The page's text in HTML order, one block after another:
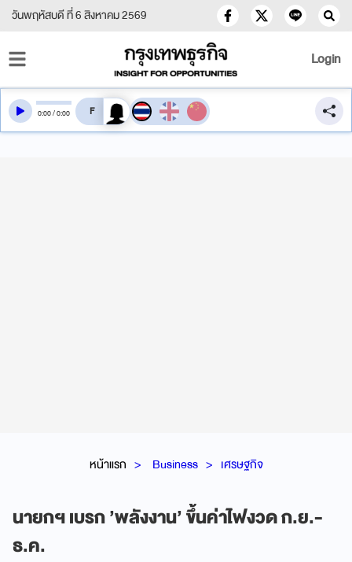
วันพฤหัสบดี ที่ 6 สิงหาคม 2569
Login
หน้าแรก Business เศรษฐกิจ
นายกฯ เบรก ’พลังงาน’ ขึ้นค่าไฟงวด ก.ย.-
ธ.ค.
0:00/0:00 สลับเสียงอ่าน